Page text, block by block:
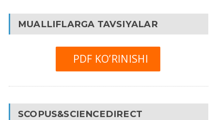
MUALLIFLARGA TAVSIYALAR
PDF KO’RINISHI
SCOPUS&SCIENCEDIRECT